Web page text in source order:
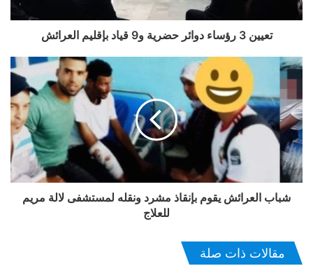
تعيين 3 رؤساء دوائر حضرية و9 قياد بإقليم العرائش
شباب العرائش يقوم بإنقاذ مشرد ونقله لمستشفى لالة مريم
للعلاج
مقالات ذات صلة